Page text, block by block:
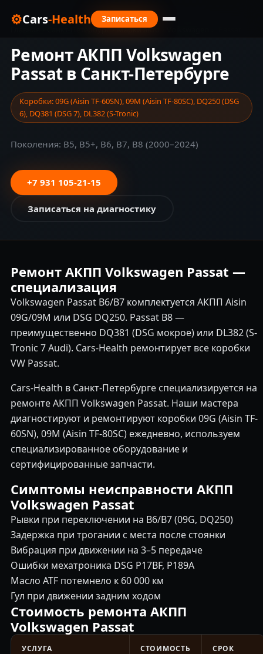
⚙Cars-Health
Записаться
Санкт-Петербург › Марки авто
Ремонт АКПП Volkswagen
Passat в Санкт-Петербурге
Коробки: 09G (Aisin TF-60SN), 09M (Aisin TF-80SC), DQ250 (DSG
6), DQ381 (DSG 7), DL382 (S-Tronic)
Поколения: B5, B5+, B6, B7, B8 (2000–2024)
+7 931 105-21-15
Записаться на диагностику
Ремонт АКПП Volkswagen Passat —
специализация
Volkswagen Passat B6/B7 комплектуется АКПП Aisin
09G/09M или DSG DQ250. Passat B8 —
преимущественно DQ381 (DSG мокрое) или DL382 (S-
Tronic 7 Audi). Cars-Health ремонтирует все коробки
VW Passat.
Cars-Health в Санкт-Петербурге специализируется на
ремонте АКПП Volkswagen Passat. Наши мастера
диагностируют и ремонтируют коробки 09G (Aisin TF-
60SN), 09M (Aisin TF-80SC) ежедневно, используем
специализированное оборудование и
сертифицированные запчасти.
Симптомы неисправности АКПП
Volkswagen Passat
Рывки при переключении на B6/B7 (09G, DQ250)
Задержка при трогании с места после стоянки
Вибрация при движении на 3–5 передаче
Ошибки мехатроника DSG P17BF, P189A
Масло ATF потемнело к 60 000 км
Гул при движении задним ходом
Стоимость ремонта АКПП
Volkswagen Passat
УСЛУГА СТОИМОСТЬ СРОК